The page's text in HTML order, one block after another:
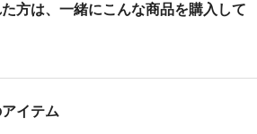
方は、一緒にこんな商品を購入して
イテム